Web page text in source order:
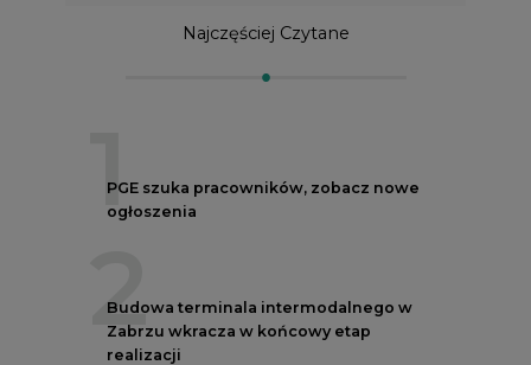
Najczęściej Czytane
1
PGE szuka pracowników, zobacz nowe
ogłoszenia
2
Budowa terminala intermodalnego w
Zabrzu wkracza w końcowy etap
realizacji